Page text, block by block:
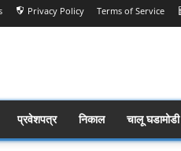
Privacy Policy Terms of Service
प्रवेशपत्र निकाल चालू घडामोडी